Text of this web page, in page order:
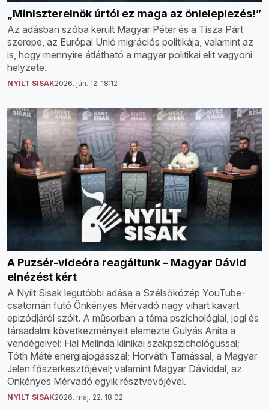
„Miniszterelnök úrtól ez maga az önleleplezés!”
Az adásban szóba került Magyar Péter és a Tisza Párt
szerepe, az Európai Unió migrációs politikája, valamint az
is, hogy mennyire átlátható a magyar politikai elit vagyoni
helyzete.
NYÍLT SISAK2026. jún. 12. 18:12
A Puzsér-videóra reagáltunk – Magyar Dávid
elnézést kért
A Nyílt Sisak legutóbbi adása a Szélsőközép YouTube-
csatornán futó Önkényes Mérvadó nagy vihart kavart
epizódjáról szólt. A műsorban a téma pszichológiai, jogi és
társadalmi következményeit elemezte Gulyás Anita a
vendégeivel: Hal Melinda klinikai szakpszichológussal;
Tóth Máté energiajogásszal; Horváth Tamással, a Magyar
Jelen főszerkesztőjével; valamint Magyar Dáviddal, az
Önkényes Mérvadó egyik résztvevőjével.
NYÍLT SISAK2026. máj. 22. 18:02